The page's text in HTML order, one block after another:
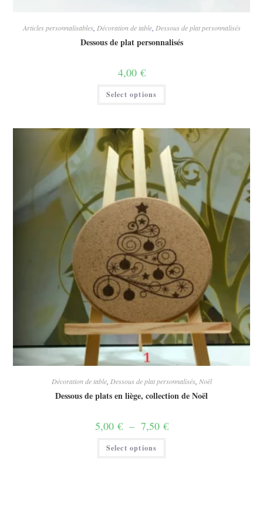
Articles personnalisables, Décoration de table, Dessous de plat personnalisés
Dessous de plat personnalisés
4,00 €
Select options
Décoration de table, Dessous de plat personnalisés, Noël
Dessous de plats en liège, collection de Noël
5,00 € – 7,50 €Plage
de
Select options
Ce
a